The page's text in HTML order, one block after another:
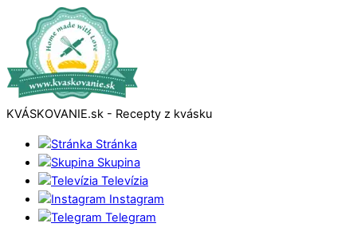
KVÁSKOVANIE.sk - Recepty z kvásku
Stránka
Skupina
Televízia
Instagram
Telegram